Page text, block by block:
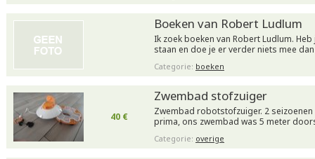
Boeken van Robert Ludlum
Ik zoek boeken van Robert Ludlum.
staan en doe je er verder niets mee
Categorie: boeken
40 €
Zwembad stofzuiger
Zwembad robotstofzuiger. 2
prima, ons zwembad was 5 meter
Categorie: overige